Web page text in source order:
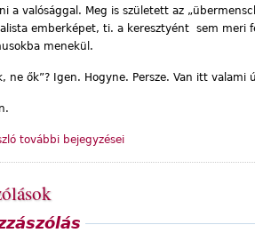
a valósággal. Meg is született az
emberképet, ti. a keresztyént sem meri
menekül.
ne ők”? Igen. Hogyne. Persze. Van itt valami
további bejegyzései